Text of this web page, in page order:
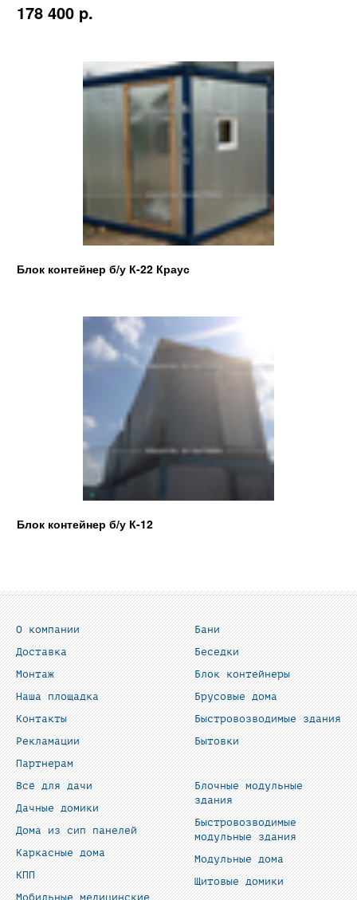
178 400 p.
Блок контейнер б/у К-22 Краус
Блок контейнер б/у К-12
О компании
Доставка
Монтаж
Наша площадка
Контакты
Рекламации
Партнерам
Бани
Беседки
Блок контейнеры
Брусовые дома
Быстровозводимые здания
Бытовки
Всё для дачи
Дачные домики
Дома из сип панелей
Каркасные дома
КПП
Мобильные медицинские
Блочные модульные
здания
Быстровозводимые
модульные здания
Модульные дома
Щитовые домики